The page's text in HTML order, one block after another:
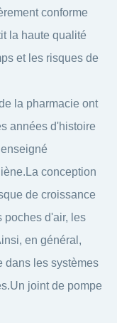
conforme
la haute qualité
et les risques de
la pharmacie ont
années d'histoire
conception
de croissance
poches d'air, les
en général,
dans les systèmes
joint de pompe